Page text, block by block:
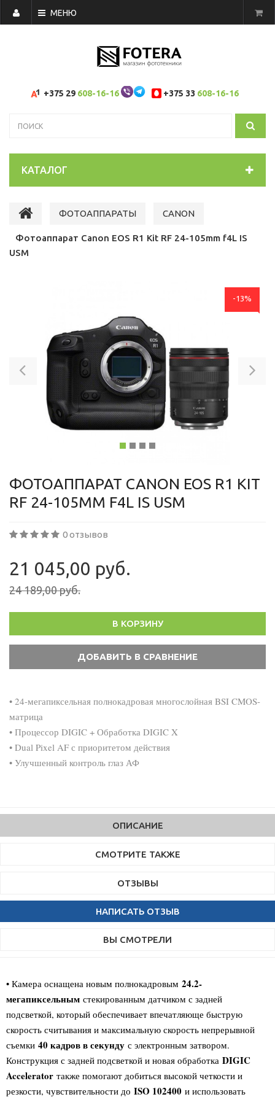
МЕНЮ
+375 29 608-16-16 +375 33 608-16-16
КАТАЛОГ
ФОТОАППАРАТЫ CANON
Фотоаппарат Canon EOS R1 Kit RF 24-105mm f4L IS
USM
-13%
Previous
ФОТОАППАРАТ CANON EOS R1 KIT
RF 24-105MM F4L IS USM
0 отзывов
21 045,00 руб.
24 189,00 руб.
В КОРЗИНУ
• 24-мегапиксельная полнокадровая многослойная BSI CMOS-
матрица
• Процессор DIGIC + Обработка DIGIC X
• Dual Pixel AF с приоритетом действия
• Улучшенный контроль глаз АФ
ОПИСАНИЕ
СМОТРИТЕ ТАКЖЕ
ОТЗЫВЫ
НАПИСАТЬ ОТЗЫВ
ВЫ СМОТРЕЛИ
• Камера оснащена новым полнокадровым 24.2-
мегапиксельным стекированным датчиком с задней
подсветкой, который обеспечивает впечатляюще быструю
скорость считывания и максимальную скорость непрерывной
съемки 40 кадров в секунду с электронным затвором.
Конструкция с задней подсветкой и новая обработка DIGIC
Accelerator также помогают добиться высокой четкости и
резкости, чувствительности до ISO 102400 и использовать